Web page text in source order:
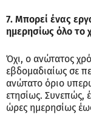
7. Μπορεί ένας
ημερησίως όλο το
Όχι, ο ανώτατος
εβδομαδιαίως σε
ανώτατο όριο
ετησίως. Συνεπώς,
ώρες ημερησίως